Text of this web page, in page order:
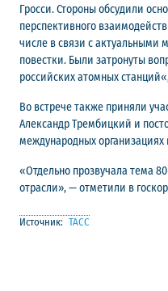
Гросси. Стороны обсудили
перспективного
числе в связи с
повестки. Были затронуты
российских атомных
Во встрече также приняли
Александр Трембицкий и
международных
«Отдельно прозвучала тема
отрасли», — отметили в
Источник: ТАСС